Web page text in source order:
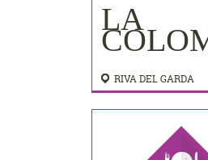
LA
RIVA DEL GARDA